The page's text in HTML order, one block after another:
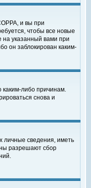
и вы при
чтобы все новые
на указанный вами при
он заблокирован каким-
каким-либо причинам.
снова и
личные сведения, иметь
разрешают сбор